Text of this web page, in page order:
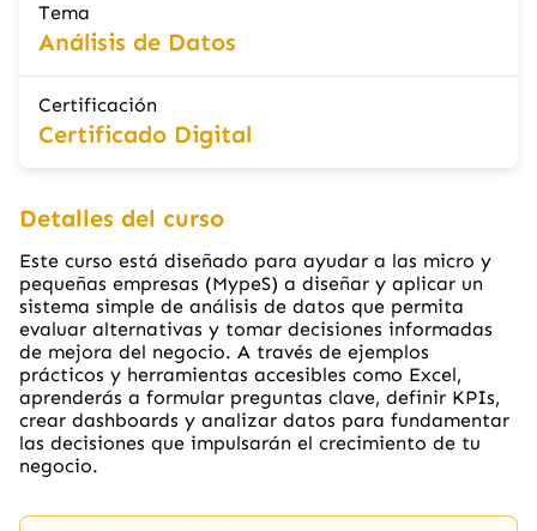
Tema
Análisis de Datos
Certificación
Certificado Digital
Detalles del curso
Este curso está diseñado para ayudar a las micro y
pequeñas empresas (MypeS) a diseñar y aplicar un
sistema simple de análisis de datos que permita
evaluar alternativas y tomar decisiones informadas
de mejora del negocio. A través de ejemplos
prácticos y herramientas accesibles como Excel,
aprenderás a formular preguntas clave, definir KPIs,
crear dashboards y analizar datos para fundamentar
las decisiones que impulsarán el crecimiento de tu
negocio.